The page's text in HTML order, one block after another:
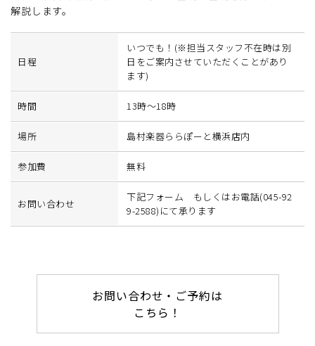
解説します。
日程
いつでも！(※担当スタッフ不在時は別
日をご案内させていただくことがあり
ます)
時間 13時～18時
場所 島村楽器ららぽーと横浜店内
参加費 無料
お問い合わせ
下記フォーム もしくはお電話(045-92
9-2588)にて承ります
お問い合わせ・ご予約は
こちら！